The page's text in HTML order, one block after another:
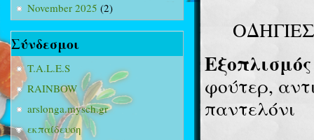
November 2025 (2)
Σύνδεσμοι
T.A.L.E.S
RAINBOW
arslonga.mysch.gr
εκπαίδευση
O
Εξοπλισμός
φούτερ,
παντελόνι